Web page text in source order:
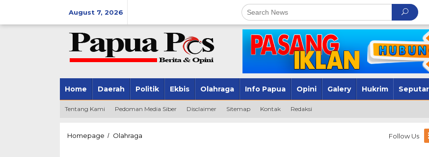
August 7, 2026
Home Daerah Politik Ekbis Olahraga Info Papua Opini Galery Hukrim
Tentang Kami Pedoman Media Siber Disclaimer Sitemap Kontak Redaksi
Homepage / Olahraga Follow Us